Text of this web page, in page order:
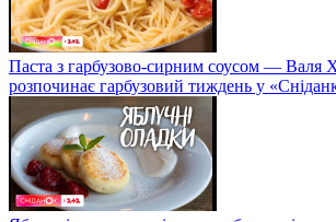
Паста з гарбузово-сирним соусом — Валя
розпочинає гарбузовий тиждень у